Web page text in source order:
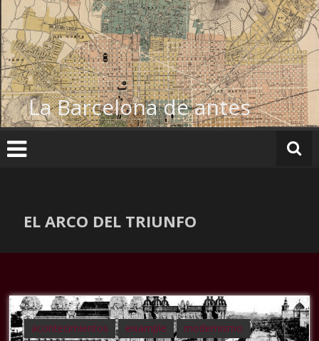
contenido
La Barcelona de antes
EL ARCO DEL TRIUNFO
acontecimientos eixample
modernismo